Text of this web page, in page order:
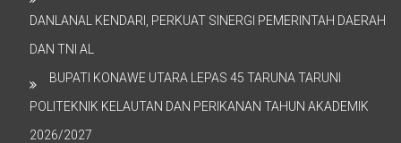
DANLANAL KENDARI, PERKUAT SINERGI PEMERINTAH DAERAH
DAN TNI AL
BUPATI KONAWE UTARA LEPAS 45 TARUNA TARUNI
POLITEKNIK KELAUTAN DAN PERIKANAN TAHUN AKADEMIK
2026/2027